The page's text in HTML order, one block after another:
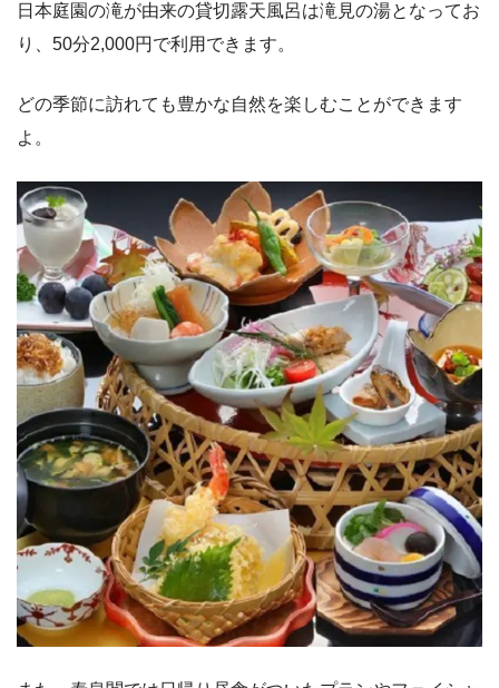
日本庭園の滝が由来の貸切露天風呂は滝見の湯となってお
り、50分2,000円で利用できます。
どの季節に訪れても豊かな自然を楽しむことができます
よ。